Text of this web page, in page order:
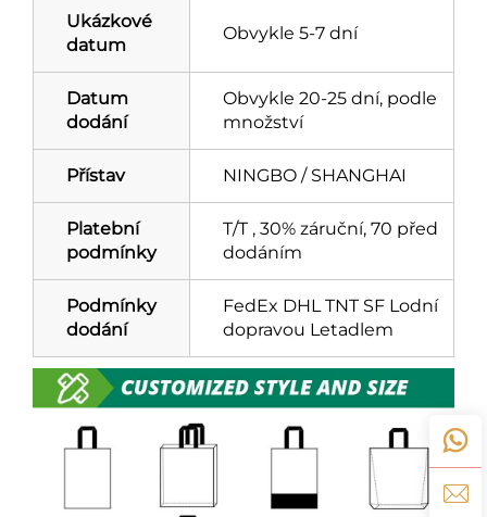
Ukázkové
datum
Obvykle 5-7 dní
Datum
dodání
Obvykle 20-25 dní, podle
množství
Přístav NINGBO / SHANGHAI
Platební
podmínky
T/T , 30% záruční, 70 před
dodáním
Podmínky
dodání
FedEx DHL TNT SF Lodní
dopravou Letadlem